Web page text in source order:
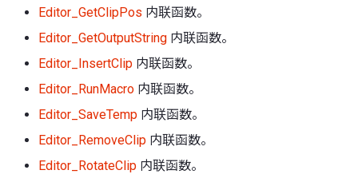
Editor_GetClipPos 内联函数。
Editor_GetOutputString 内联函数。
Editor_InsertClip 内联函数。
Editor_RunMacro 内联函数。
Editor_SaveTemp 内联函数。
Editor_RemoveClip 内联函数。
Editor_RotateClip 内联函数。